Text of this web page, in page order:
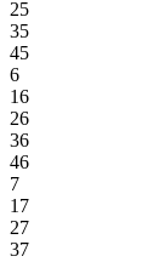
25
35
45
6
16
26
36
46
7
17
27
37